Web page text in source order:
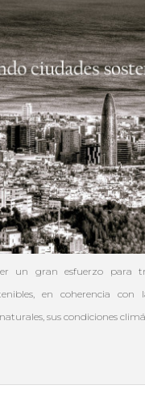
un gran esfuerzo para
en coherencia
sus condiciones